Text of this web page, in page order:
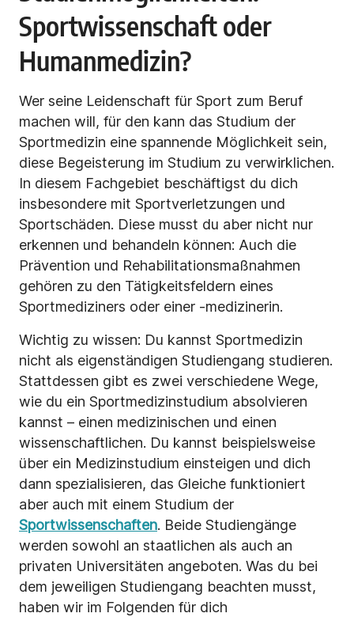
Sportwissenschaft oder
Humanmedizin?
Wer seine Leidenschaft für Sport zum Beruf
machen will, für den kann das Studium der
Sportmedizin eine spannende Möglichkeit sein,
diese Begeisterung im Studium zu verwirklichen.
In diesem Fachgebiet beschäftigst du dich
insbesondere mit Sportverletzungen und
Sportschäden. Diese musst du aber nicht nur
erkennen und behandeln können: Auch die
Prävention und Rehabilitationsmaßnahmen
gehören zu den Tätigkeitsfeldern eines
Sportmediziners oder einer -medizinerin.
Wichtig zu wissen: Du kannst Sportmedizin
nicht als eigenständigen Studiengang studieren.
Stattdessen gibt es zwei verschiedene Wege,
wie du ein Sportmedizinstudium absolvieren
kannst – einen medizinischen und einen
wissenschaftlichen. Du kannst beispielsweise
über ein Medizinstudium einsteigen und dich
dann spezialisieren, das Gleiche funktioniert
aber auch mit einem Studium der
Sportwissenschaften. Beide Studiengänge
werden sowohl an staatlichen als auch an
privaten Universitäten angeboten. Was du bei
dem jeweiligen Studiengang beachten musst,
haben wir im Folgenden für dich